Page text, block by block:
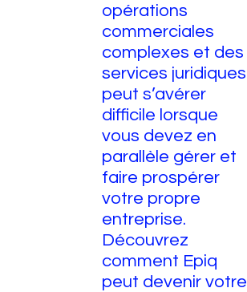
opérations
commerciales
complexes et des
services juridiques
peut s’avérer
difficile lorsque
vous devez en
parallèle gérer et
faire prospérer
votre propre
entreprise.
Découvrez
comment Epiq
peut devenir votre